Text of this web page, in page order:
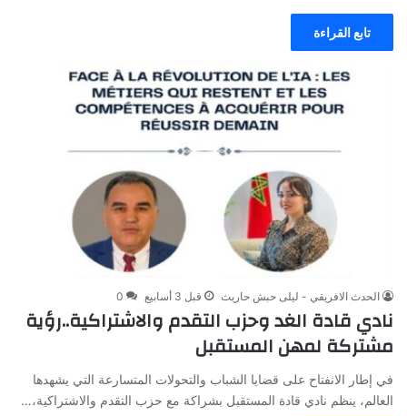
تابع القراءة
الحدث الافريقي - ليلى حبش حاريث قبل 3 أسابيع 0
نادي قادة الغد وحزب التقدم والاشتراكية..رؤية
مشتركة لمهن المستقبل
في إطار الانفتاح على قضايا الشباب والتحولات المتسارعة التي يشهدها
العالم، ينظم نادي قادة المستقبل بشراكة مع حزب التقدم والاشتراكية،…